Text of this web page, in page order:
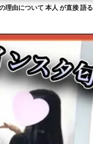
理由について 本人 が直接 語る